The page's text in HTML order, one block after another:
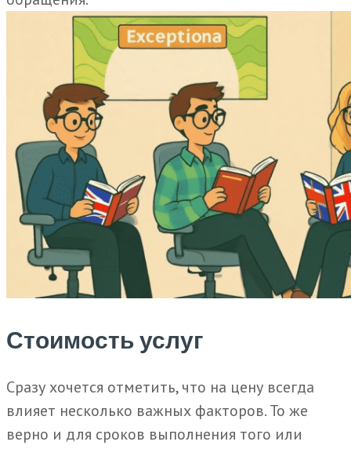
Стоимость услуг
Сразу хочется отметить, что на цену всегда
влияет несколько важных факторов. То же
верно и для сроков выполнения того или